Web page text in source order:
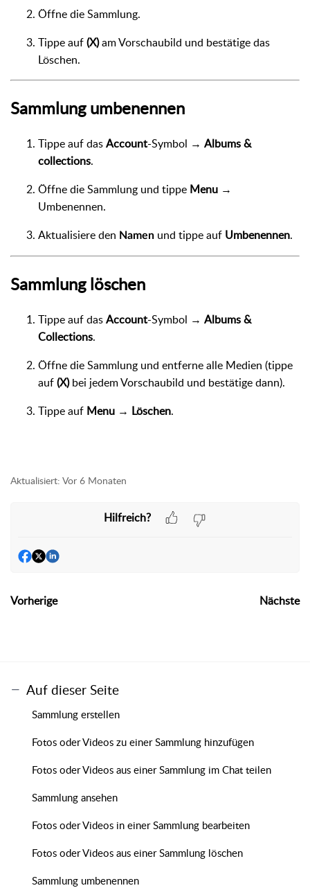
Öffne die Sammlung.
Tippe auf(X)am Vorschaubild und bestätige das
Löschen.
Sammlung umbenennen
Tippe auf dasAccount-Symbol → Albums &
collections.
Öffne die Sammlung und tippe Menu →
Umbenennen.
Aktualisiere den Namen und tippe auf Umbenennen.
Sammlung löschen
Tippe auf dasAccount-Symbol → Albums &
Collections.
Öffne die Sammlung und entferne alle Medien (tippe
auf(X)bei jedem Vorschaubild und bestätige dann).
Tippe auf Menu → Löschen.
Aktualisiert: Vor 6 Monaten
Hilfreich?
Vorherige Nächste
Auf dieser Seite
Sammlung erstellen
Fotos oder Videos zu einer Sammlung hinzufügen
Fotos oder Videos aus einer Sammlung im Chat teilen
Sammlung ansehen
Fotos oder Videos in einer Sammlung bearbeiten
Fotos oder Videos aus einer Sammlung löschen
Sammlung umbenennen